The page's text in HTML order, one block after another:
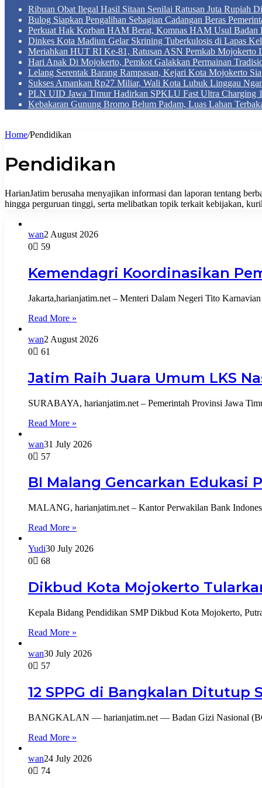
Ribuan Obat Ilegal Hasil Sitaan Senilai Ratusan Juta Rupiah
Bulog Siapkan Pengalihan Sebagian Cadangan Beras
Perkuat Hak Korban HAM Berat, Komnas HAM Usul Badan
Dinkes Kota Madiun Gelar Skrining Tuberkulosis di Lapas
Meriahkan HUT RI Ke-81, Ratusan ASN Pemkab Mojokerto
Hari Anak Di Mojokerto, Pemkot Galakkan Permainan
Lelang Serentak Barang Rampasan, Kejari Kota Mojokerto
Sukses Amankan Rp27 Miliar, Wali Kota Lubuk Linggau
PLN UID Jawa Timur Hadirkan SPKLU Fast Ultra Charging
Kebakaran Gunung Bromo Belum Padam, Luas Lahan
Home/Pendidikan
Pendidikan
HarianJatim berusaha menyajikan informasi dan laporan tentang
hingga perguruan tinggi, serta melibatkan topik terkait kebijakan,
wan2 August 2026
0
59
Kemendagri Koordinasikan
Jakarta,harianjatim.net – Menteri Dalam Negeri Tito
Read More »
wan2 August 2026
0
61
Jatim Raih Juara Umum LKS
SURABAYA, harianjatim.net – Pemerintah Provinsi Jawa
Read More »
wan31 July 2026
0
57
BI Malang Gencarkan Edukasi
MALANG, harianjatim.net – Kantor Perwakilan Bank
Read More »
Yudi30 July 2026
0
68
Dikbud Kota Mojokerto
Kepala Bidang Pendidikan SMP Dikbud Kota Mojokerto,
Read More »
wan30 July 2026
0
57
12 SPPG di Bangkalan Ditutup
BANGKALAN — harianjatim.net — Badan Gizi Nasional
Read More »
wan24 July 2026
0
74